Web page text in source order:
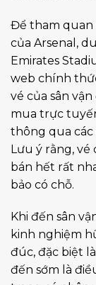
Để tham quan
của Arsenal,
Emirates
web chính
vé của sân
mua trực
thông qua các
Lưu ý rằng,
bán hết rất
bảo có chỗ.
Khi đến sân
kinh nghiệm
đúc, đặc biệt
đến sớm là